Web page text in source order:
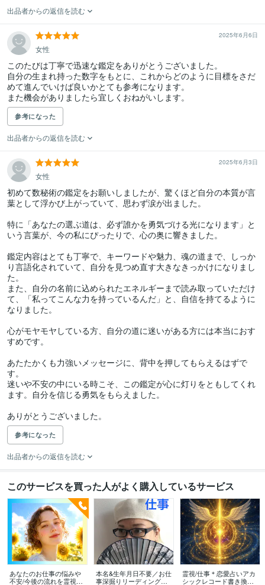
出品者からの返信を読む
2025年6月6日
女性
このたびは丁寧で迅速な鑑定をありがとうございました。
自分の生まれ持った数字をもとに、これからどのように目標をさだ
めて進んでいけば良いかとても参考になります。
また機会がありましたら宜しくおねがいします。
参考になった
出品者からの返信を読む
2025年6月3日
女性
初めて数秘術の鑑定をお願いしましたが、驚くほど自分の本質が言
葉として浮かび上がっていて、思わず涙が出ました。
特に「あなたの選ぶ道は、必ず誰かを勇気づける光になります」と
いう言葉が、今の私にぴったりで、心の奥に響きました。
鑑定内容はとても丁寧で、キーワードや魅力、魂の道まで、しっか
り言語化されていて、自分を見つめ直す大きなきっかけになりまし
た。
また、自分の名前に込められたエネルギーまで読み取っていただけ
て、「私ってこんな力を持っているんだ」と、自信を持てるように
なりました。
心がモヤモヤしている方、自分の道に迷いがある方には本当におす
すめです。
あたたかくも力強いメッセージに、背中を押してもらえるはずで
す。
迷いや不安の中にいる時こそ、この鑑定が心に灯りをともしてくれ
ます。自分を信じる勇気をもらえました。
ありがとうございました。
参考になった
出品者からの返信を読む
このサービスを買った人がよく購入しているサービス
あなたのお仕事の悩みや
不安/今後の流れを霊視し
本名&生年月日不要／お仕
事深掘りリーディングし
霊視/仕事＊恋愛占いアカ
シックレコード書き換え